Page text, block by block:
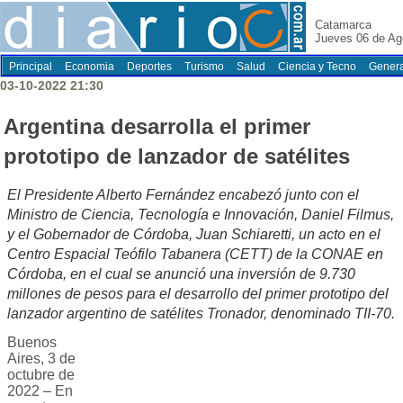
Catamarca
Jueves 06 de
Principal Economia Deportes Turismo Salud Ciencia y Tecno
03-10-2022 21:30
Argentina desarrolla el primer
prototipo de lanzador de satélites
El Presidente Alberto Fernández encabezó junto con el
Ministro de Ciencia, Tecnología e Innovación, Daniel Filmus,
y el Gobernador de Córdoba, Juan Schiaretti, un acto en el
Centro Espacial Teófilo Tabanera (CETT) de la CONAE en
Córdoba, en el cual se anunció una inversión de 9.730
millones de pesos para el desarrollo del primer prototipo del
lanzador argentino de satélites Tronador, denominado TII-70.
Buenos
Aires, 3 de
octubre de
2022 – En